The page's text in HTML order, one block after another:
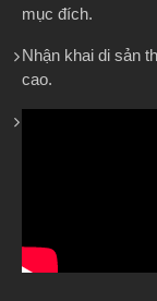
mục đích.
Nhận khai di sản
cao.